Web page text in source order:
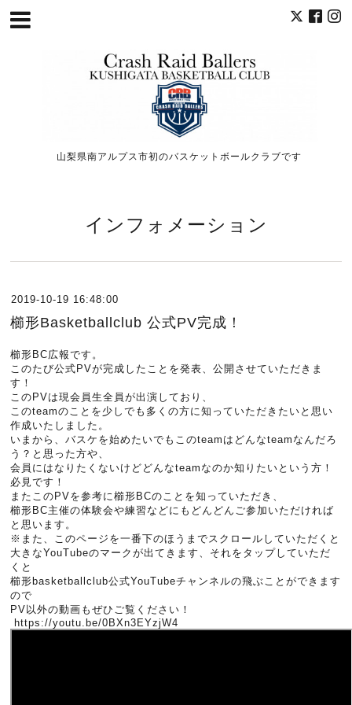
山梨県南アルプス市初のバスケットボールクラブです
インフォメーション
2019-10-19 16:48:00
櫛形Basketballclub 公式PV完成！
櫛形BC広報です。
このたび公式PVが完成したことを発表、公開させていただきま
す！
このPVは現会員生全員が出演しており、
このteamのことを少しでも多くの方に知っていただきたいと思い
作成いたしました。
いまから、バスケを始めたいでもこのteamはどんなteamなんだろ
う？と思った方や、
会員にはなりたくないけどどんなteamなのか知りたいという方！
必見です！
またこのPVを参考に櫛形BCのことを知っていただき、
櫛形BC主催の体験会や練習などにもどんどんご参加いただければ
と思います。
※また、このページを一番下のほうまでスクロールしていただくと
大きなYouTubeのマークが出てきます、それをタップしていただ
くと
櫛形basketballclub公式YouTubeチャンネルの飛ぶことができます
ので
PV以外の動画もぜひご覧ください！
https://youtu.be/0BXn3EYzjW4